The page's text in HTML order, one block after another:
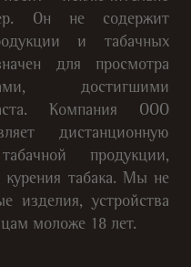
Он не содержит
и табачных
для просмотра
достигшими
Компания ООО
дистанционную
продукции,
курения табака. Мы не
изделия, устройства
моложе 18 лет.